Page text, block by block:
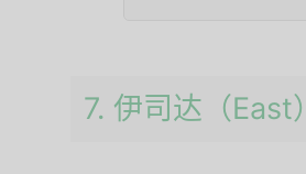
7. 伊司达（East）